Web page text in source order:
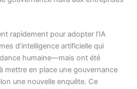
rapidement pour adopter l’IA
d’intelligence artificielle qui
humaine—mais ont été
mettre en place une gouvernance
une nouvelle enquête. Ce